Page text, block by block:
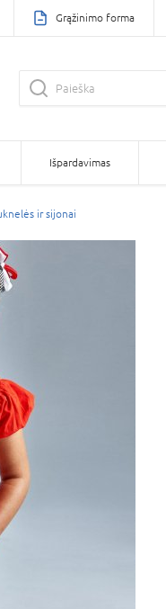
Grąžinimo forma
Išpardavimas
ir sijonai